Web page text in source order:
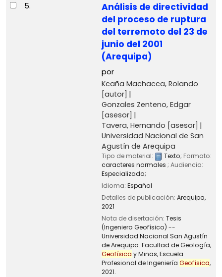
5.
Análisis de directividad
del proceso de ruptura
del terremoto del 23 de
junio del 2001
(Arequipa)
por
Kcaña Machacca, Rolando
[autor]
Gonzales Zenteno, Edgar
[asesor]
Tavera, Hernando [asesor]
Universidad Nacional de San
Agustín de Arequipa
Tipo de material: Texto; Formato:
caracteres normales ; Audiencia:
Especializado;
Idioma: Español
Detalles de publicación: Arequipa,
2021
Nota de disertación: Tesis
(Ingeniero Geofísico) --
Universidad Nacional San Agustín
de Arequipa. Facultad de Geología,
Geofísica y Minas, Escuela
Profesional de Ingeniería Geofísica,
2021.